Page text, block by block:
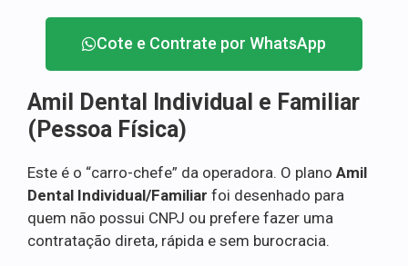
Cote e Contrate por WhatsApp
Amil Dental Individual e Familiar
(Pessoa Física)
Este é o “carro-chefe” da operadora. O plano Amil
Dental Individual/Familiar foi desenhado para
quem não possui CNPJ ou prefere fazer uma
contratação direta, rápida e sem burocracia.